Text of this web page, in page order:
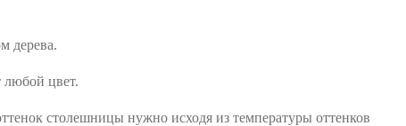
дерева.
любой цвет.
столешницы нужно исходя из температуры оттенков